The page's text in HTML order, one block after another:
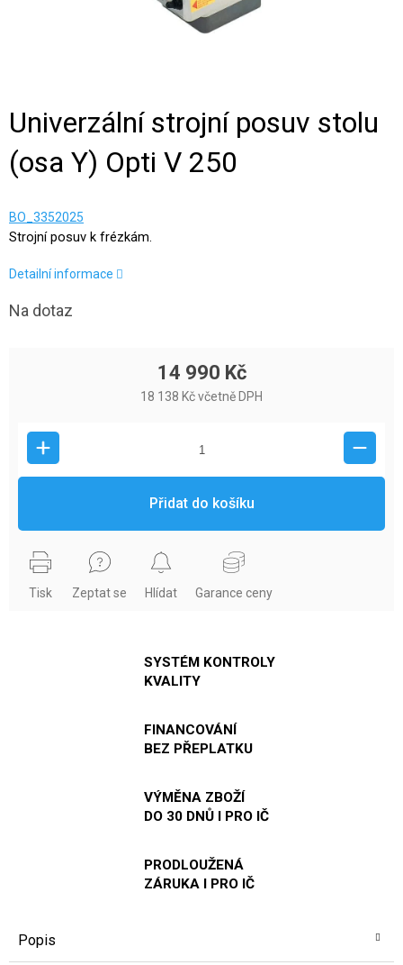
Univerzální strojní posuv stolu
(osa Y) Opti V 250
BO_3352025
Strojní posuv k frézkám.
Detailní informace
Na dotaz
14 990 Kč
18 138 Kč včetně DPH
Přidat do košíku
Tisk Zeptat se Hlídat Garance ceny
SYSTÉM KONTROLY
KVALITY
FINANCOVÁNÍ
BEZ PŘEPLATKU
VÝMĚNA ZBOŽÍ
DO 30 DNŮ I PRO IČ
PRODLOUŽENÁ
ZÁRUKA I PRO IČ
Popis